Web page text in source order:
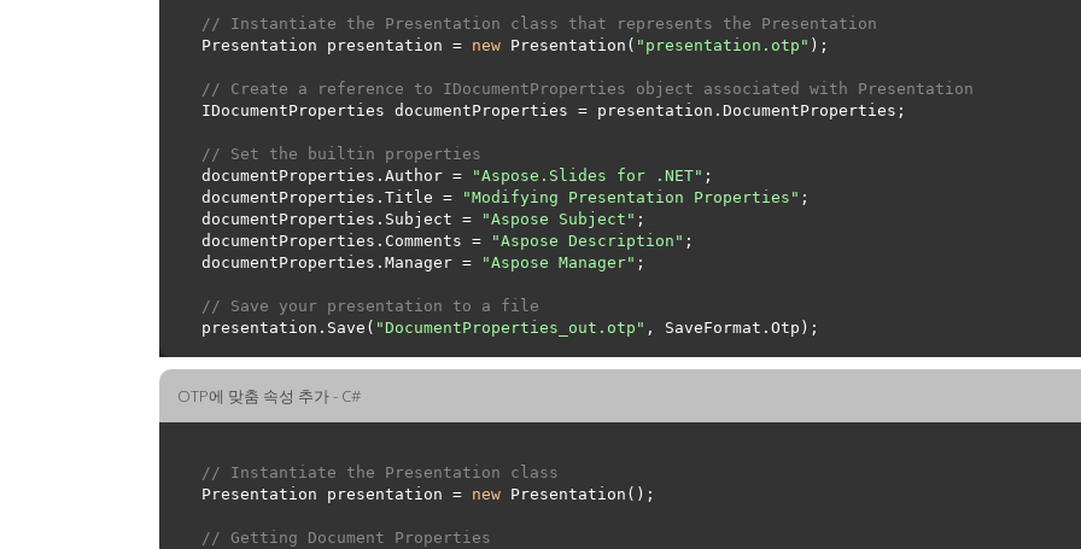
// Instantiate the Presentation class that represents the Presentation
Presentation presentation = new Presentation( "presentation.otp"
// Create a reference to IDocumentProperties object associated with Presentation
// Set the builtin properties
documentProperties.Author =
"Aspose.Slides for .NET"
documentProperties.Title =
"Modifying Presentation Properties"
documentProperties.Subject =
"Aspose Subject"
documentProperties.Comments =
"Aspose Description"
documentProperties.Manager =
"Aspose Manager"
// Save your presentation to a file
presentation.Save( "DocumentProperties_out.otp"
OTP에 맞춤 속성 추가 - C#
// Instantiate the Presentation class
Presentation presentation = new
// Getting Document Properties